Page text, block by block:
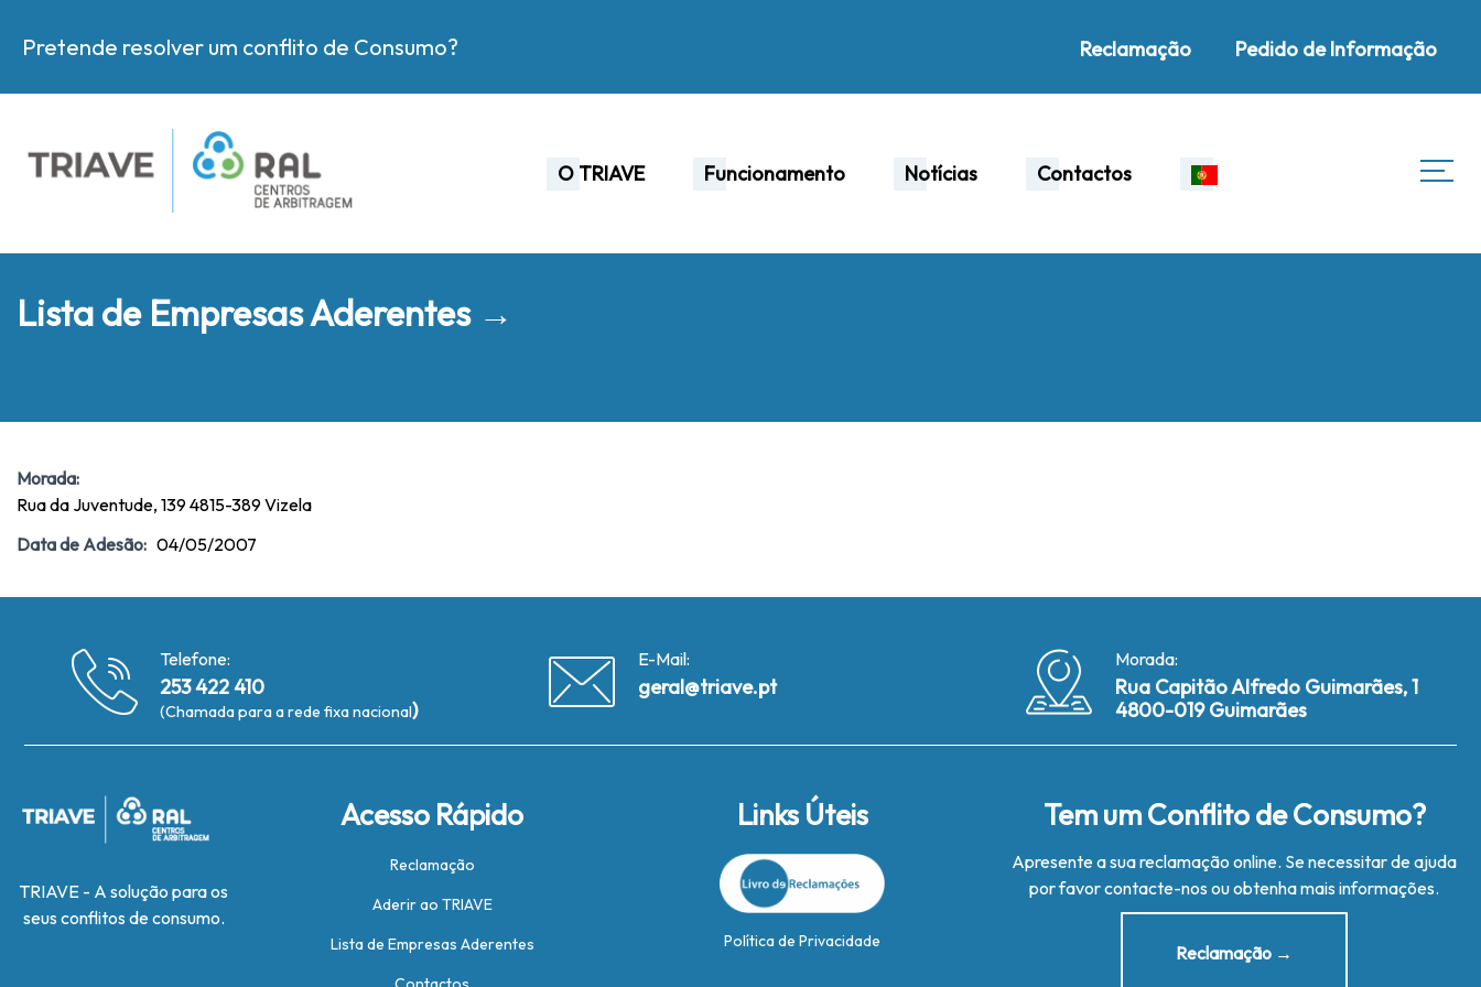
Pretende resolver um conflito de Consumo? Reclamação Pedido de Informação
O TRIAVE Funcionamento Notícias Contactos
Lista de Empresas Aderentes →
Morada:
Rua da Juventude, 139 4815-389 Vizela
Data de Adesão: 04/05/2007
Telefone:
253 422 410
(Chamada para a rede fixa nacional)
E-Mail:
geral@triave.pt
Morada:
Rua Capitão Alfredo Guimarães, 1
4800-019 Guimarães
TRIAVE - A solução para os
seus conflitos de consumo.
Acesso Rápido
Reclamação
Aderir ao TRIAVE
Lista de Empresas Aderentes
Links Úteis
Política de Privacidade
Tem um Conflito de Consumo?
Apresente a sua reclamação online. Se necessitar de ajuda
por favor contacte-nos ou obtenha mais informações.
Reclamação →